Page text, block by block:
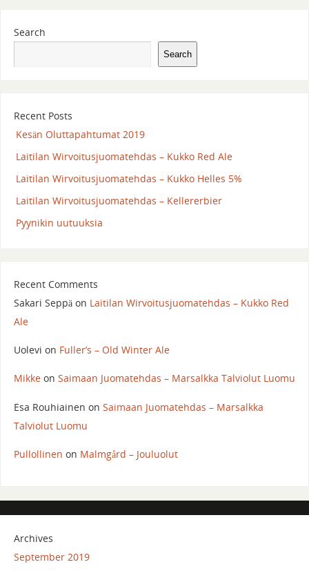
Search
Search
Recent Posts
Kesän Oluttapahtumat 2019
Laitilan Wirvoitusjuomatehdas – Kukko Red Ale
Laitilan Wirvoitusjuomatehdas – Kukko Helles 5%
Laitilan Wirvoitusjuomatehdas – Kellererbier
Pyynikin uutuuksia
Recent Comments
Sakari Seppäon Laitilan Wirvoitusjuomatehdas – Kukko Red
Ale
Uolevi on Fuller’s – Old Winter Ale
Mikkeon Saimaan Juomatehdas – Marsalkka Talviolut Luomu
Esa Rouhiainen on Saimaan Juomatehdas – Marsalkka
Talviolut Luomu
Pullollinen on Malmgård – Jouluolut
Archives
September 2019